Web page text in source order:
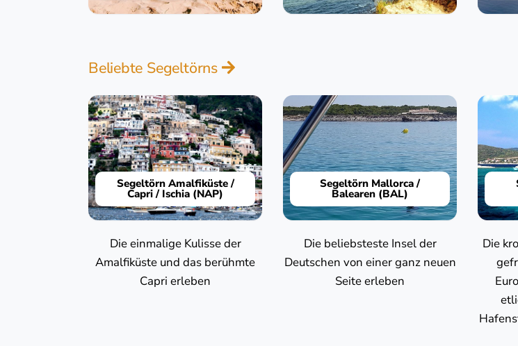
Beliebte Segeltörns
Segeltörn Amalfiküste /
Capri / Ischia (NAP)
Die einmalige Kulisse der
Amalfiküste und das berühmte
Capri erleben
Segeltörn Mallorca /
Balearen (BAL)
Die beliebsteste Insel der
Deutschen von einer ganz neuen
Seite erleben
Die